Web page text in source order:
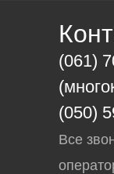
(061)
(050)
Все